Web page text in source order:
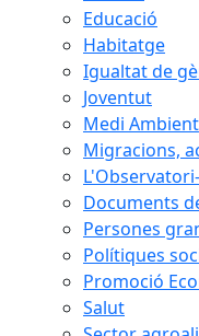
Educació
Habitatge
Igualtat de
Joventut
Medi Ambient
Migracions,
Documents
Persones
Polítiques
Promoció
Salut